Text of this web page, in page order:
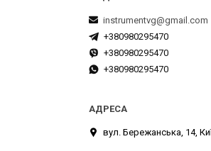
instrumentvg@gmail.com
+380980295470
+380980295470
+380980295470
вул. Бережанська, 14,